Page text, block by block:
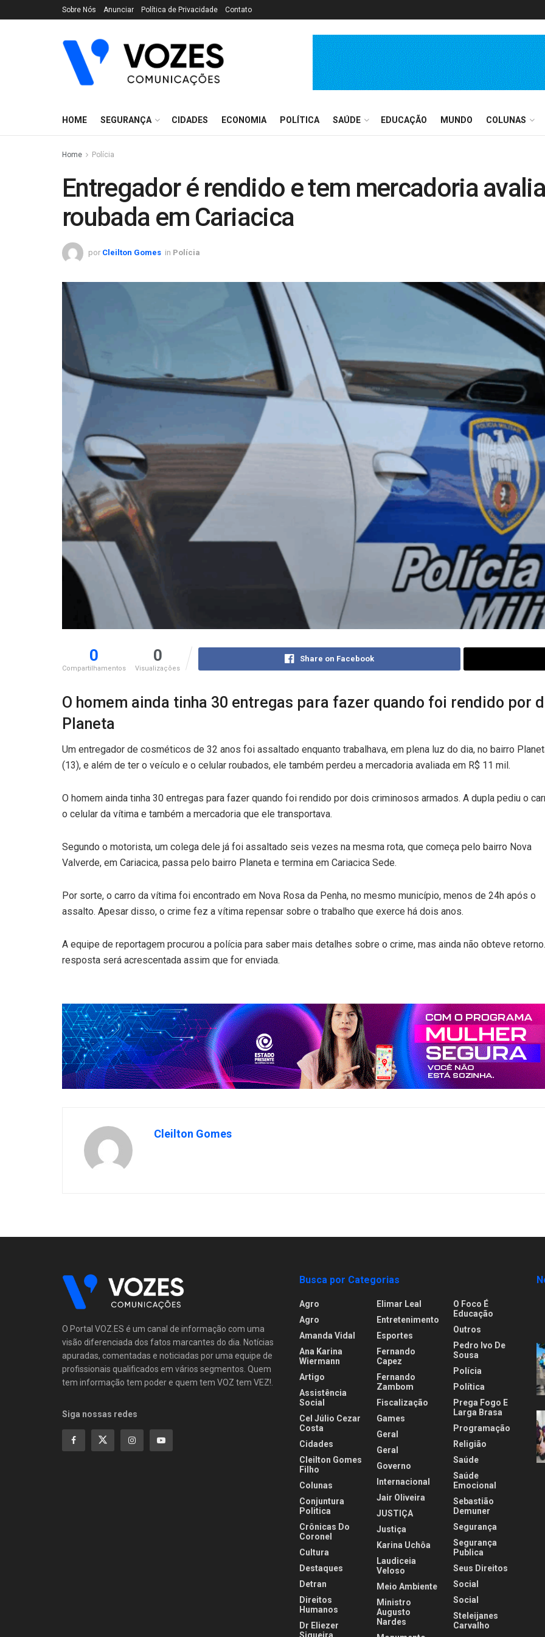
Sobre Nós Anunciar Política de Privacidade Contato
HOME SEGURANÇA CIDADES ECONOMIA POLÍTICA SAÚDE EDUCAÇÃO MUNDO COLUNAS
Home Polícia
Entregador é rendido e tem mercadoria
roubada em Cariacica
por Cleilton Gomes in Polícia
0
Compartilhamentos
0
Visualizações
Share on Facebook
O homem ainda tinha 30 entregas para fazer quando foi rendido por
Planeta
Um entregador de cosméticos de 32 anos foi assaltado enquanto trabalhava, em plena luz do dia, no bairro
(13), e além de ter o veículo e o celular roubados, ele também perdeu a mercadoria avaliada em R$ 11 mil.
O homem ainda tinha 30 entregas para fazer quando foi rendido por dois criminosos armados. A dupla pediu o
o celular da vítima e também a mercadoria que ele transportava.
Segundo o motorista, um colega dele já foi assaltado seis vezes na mesma rota, que começa pelo bairro Nova
Valverde, em Cariacica, passa pelo bairro Planeta e termina em Cariacica Sede.
Por sorte, o carro da vítima foi encontrado em Nova Rosa da Penha, no mesmo município, menos de 24h após o
assalto. Apesar disso, o crime fez a vítima repensar sobre o trabalho que exerce há dois anos.
A equipe de reportagem procurou a polícia para saber mais detalhes sobre o crime, mas ainda não obteve
resposta será acrescentada assim que for enviada.
Cleilton Gomes
O Portal VOZ.ES é um canal de informação com uma
visão diferenciada dos fatos marcantes do dia. Notícias
apuradas, comentadas e noticiadas por uma equipe de
profissionais qualificados em vários segmentos. Quem
tem informação tem poder e quem tem VOZ tem VEZ!.
Siga nossas redes
Busca por Categorias
Agro
Agro
Amanda Vidal
Ana Karina
Wiermann
Artigo
Assistência
Social
Cel Júlio Cezar
Costa
Cidades
Cleilton Gomes
Filho
Colunas
Conjuntura
Politica
Crônicas Do
Coronel
Cultura
Destaques
Detran
Direitos
Humanos
Dr Eliezer
Elimar Leal
Entretenimento
Esportes
Fernando
Capez
Fernando
Zambom
Fiscalização
Games
Geral
Geral
Governo
Internacional
Jair Oliveira
JUSTIÇA
Justiça
Karina Uchôa
Laudiceia
Veloso
Meio Ambiente
Ministro
Augusto
Nardes
O Foco É
Educação
Outros
Pedro Ivo De
Sousa
Polícia
Política
Prega Fogo E
Larga Brasa
Programação
Religião
Saúde
Saúde
Emocional
Sebastião
Demuner
Segurança
Segurança
Publica
Seus Direitos
Social
Social
Steleijanes
Carvalho